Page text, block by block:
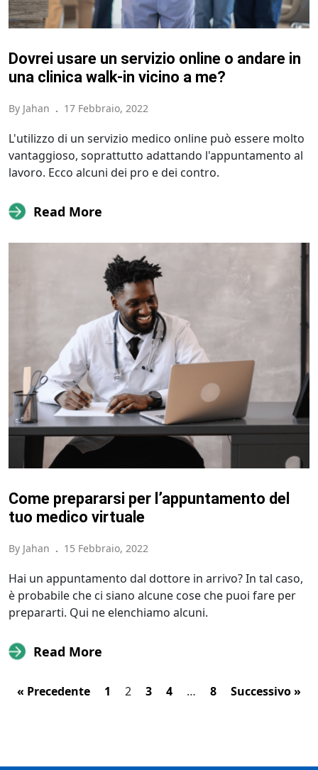
Dovrei usare un servizio online o andare in
una clinica walk-in vicino a me?
By Jahan . 17 Febbraio, 2022
L'utilizzo di un servizio medico online può essere molto
vantaggioso, soprattutto adattando l'appuntamento al
lavoro. Ecco alcuni dei pro e dei contro.
Read More
Come prepararsi per l’appuntamento del
tuo medico virtuale
By Jahan . 15 Febbraio, 2022
Hai un appuntamento dal dottore in arrivo? In tal caso,
è probabile che ci siano alcune cose che puoi fare per
prepararti. Qui ne elenchiamo alcuni.
Read More
« Precedente 1 2 3 4 … 8 Successivo »